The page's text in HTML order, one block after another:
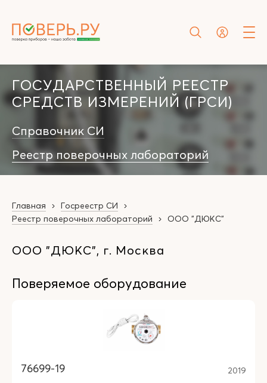
ГОСУДАРСТВЕННЫЙ РЕЕСТР
СРЕДСТВ ИЗМЕРЕНИЙ (ГРСИ)
Справочник СИ
Реестр поверочных лабораторий
Главная
Госреестр СИ
Реестр поверочных лабораторий
ООО "ДЮКС"
ООО "ДЮКС", г. Москва
Поверяемое оборудование
76699-19 2019